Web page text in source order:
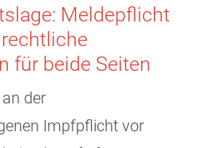
Meldepflicht
für beide Seiten
der
Impfpflicht vor